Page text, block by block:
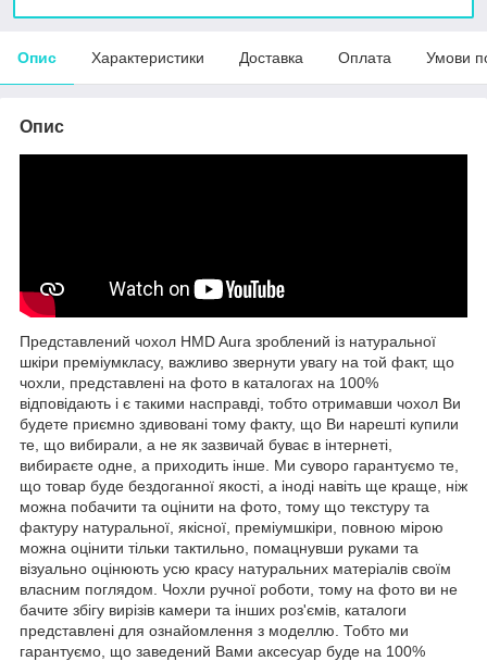
Опис Характеристики Доставка Оплата Умови
Опис
Представлений чохол HMD Aura зроблений із натуральної
шкіри преміумкласу, важливо звернути увагу на той факт, що
чохли, представлені на фото в каталогах на 100%
відповідають і є такими насправді, тобто отримавши чохол Ви
будете приємно здивовані тому факту, що Ви нарешті купили
те, що вибирали, а не як зазвичай буває в інтернеті,
вибираєте одне, а приходить інше. Ми суворо гарантуємо те,
що товар буде бездоганної якості, а іноді навіть ще краще, ніж
можна побачити та оцінити на фото, тому що текстуру та
фактуру натуральної, якісної, преміумшкіри, повною мірою
можна оцінити тільки тактильно, помацнувши руками та
візуально оцінюють усю красу натуральних матеріалів своїм
власним поглядом. Чохли ручної роботи, тому на фото ви не
бачите збігу вирізів камери та інших роз'ємів, каталоги
представлені для ознайомлення з моделлю. Тобто ми
гарантуємо, що заведений Вами аксесуар буде на 100%